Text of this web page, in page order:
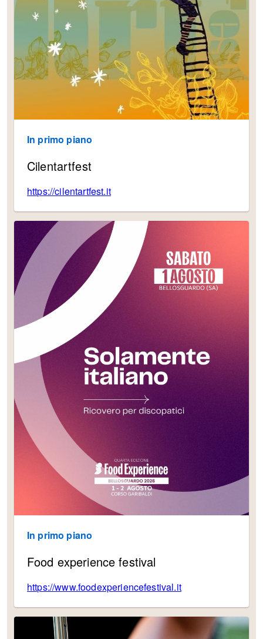
In primo piano
Cilentartfest
https://cilentartfest.it
In primo piano
Food experience festival
https://www.foodexperiencefestival.it